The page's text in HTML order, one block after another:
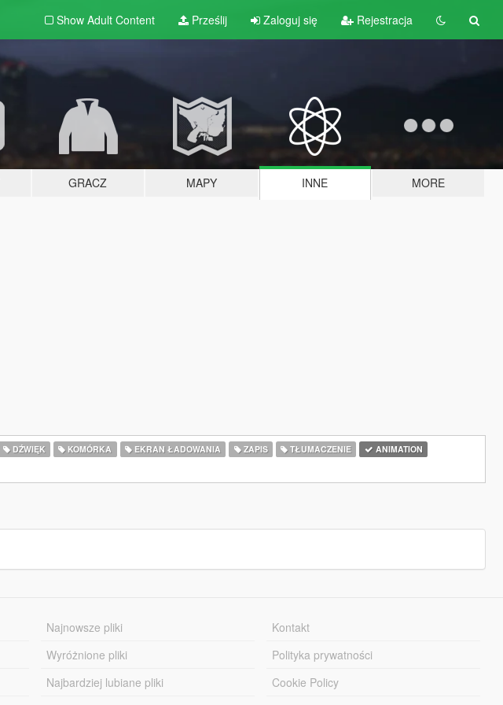
Show Adult Content Prześlij Zaloguj się Rejestracja
GRACZ MAPY INNE MORE
DŹWIĘK KOMÓRKA EKRAN ŁADOWANIA ZAPIS TŁUMACZENIE
ANIMATION
Najnowsze pliki
Wyróżnione pliki
Najbardziej lubiane pliki
Kontakt
Polityka prywatności
Cookie Policy